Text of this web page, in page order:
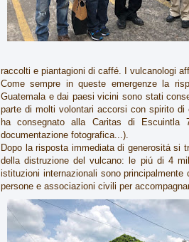
raccolti e piantagioni di caffé. I vulcanologi
Come sempre in queste emergenze la
Guatemala e dai paesi vicini sono stati
parte di molti volontari accorsi con spirito
ha consegnato alla Caritas di
documentazione fotografica...).
Dopo la risposta immediata di generositá si
della distruzione del vulcano: le piú di 4
istituzioni internazionali sono
persone e associazioni civili per